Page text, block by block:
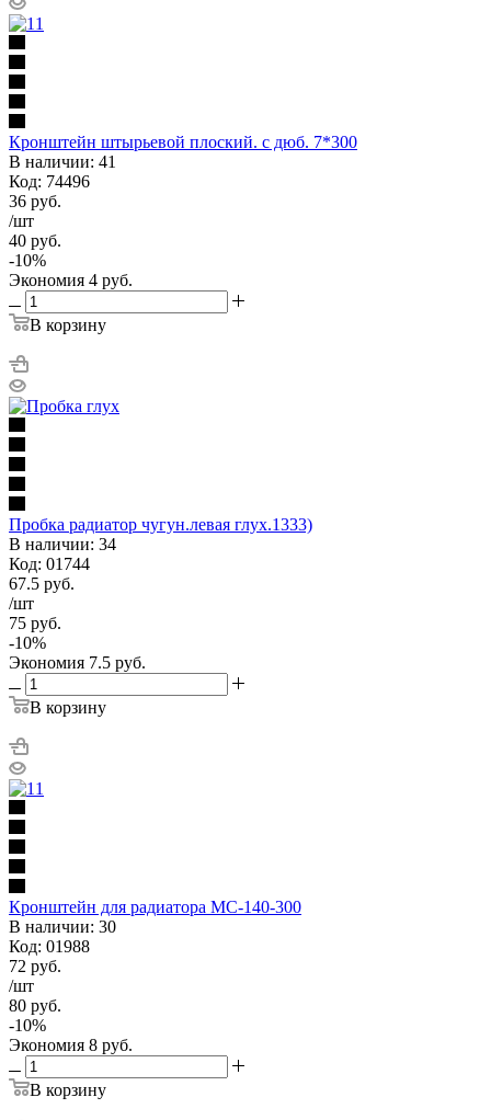
Кронштейн штырьевой плоский. с дюб. 7*300
В наличии: 41
Код: 74496
36 руб.
/шт
40 руб.
-10%
Экономия 4 руб.
В корзину
Пробка радиатор чугун.левая глух.1333)
В наличии: 34
Код: 01744
67.5 руб.
/шт
75 руб.
-10%
Экономия 7.5 руб.
В корзину
Кронштейн для радиатора МС-140-300
В наличии: 30
Код: 01988
72 руб.
/шт
80 руб.
-10%
Экономия 8 руб.
В корзину